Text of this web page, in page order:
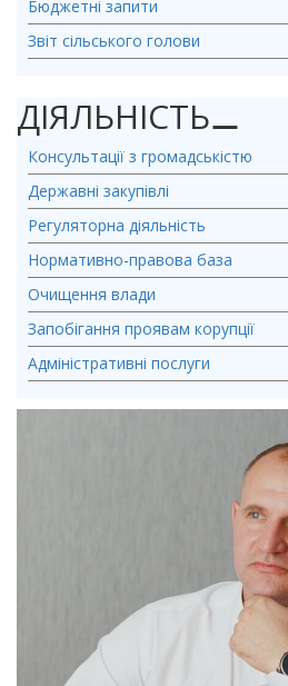
Бюджетні запити
Звіт сільського голови
ДІЯЛЬНІСТЬ⚊
Консультації з громадськістю
Державні закупівлі
Регуляторна діяльність
Нормативно-правова база
Очищення влади
Запобігання проявам корупції
Адміністративні послуги